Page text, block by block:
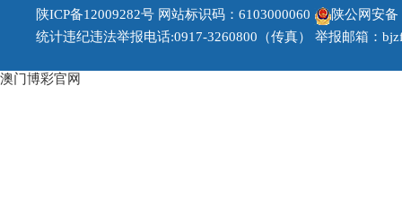
陕ICP备12009282号 网站标识码：6103000060
陕公网安备
统计违纪违法举报电话:0917-3260800（传真） 举报邮箱：
澳门博彩官网